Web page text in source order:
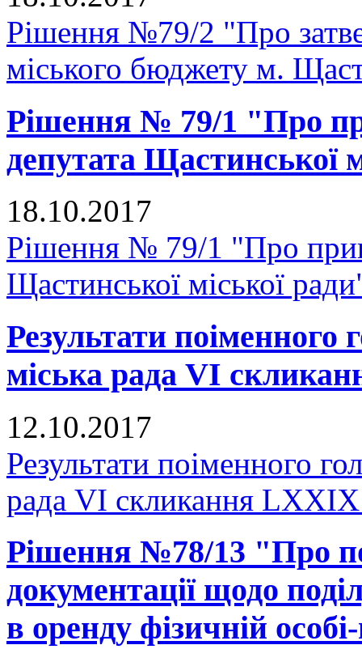
Рішення №79/2 "Про
міського бюджету м.
Рішення № 79/1 "Про
депутата Щастинської
18.10.2017
Рішення № 79/1 "Про
Щастинської міської
Результати
міська рада VI
12.10.2017
Результати поіменного
рада VI скликання LXXIX
Рішення №78/13 "Про
документації щодо
в оренду фізичній